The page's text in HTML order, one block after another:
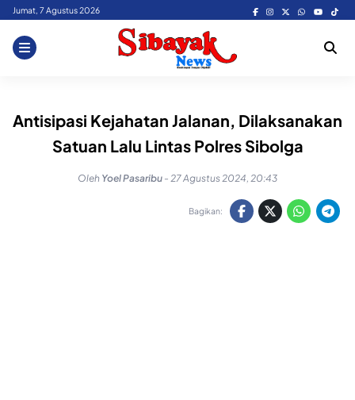
Skip
content
Jumat, 7 Agustus 2026
Antisipasi Kejahatan Jalanan, Dilaksanakan
Satuan Lalu Lintas Polres Sibolga
Oleh Yoel Pasaribu - 27 Agustus 2024, 20:43
Bagikan: